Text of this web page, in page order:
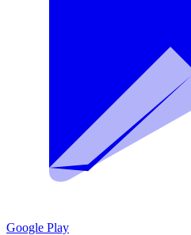
Google Play